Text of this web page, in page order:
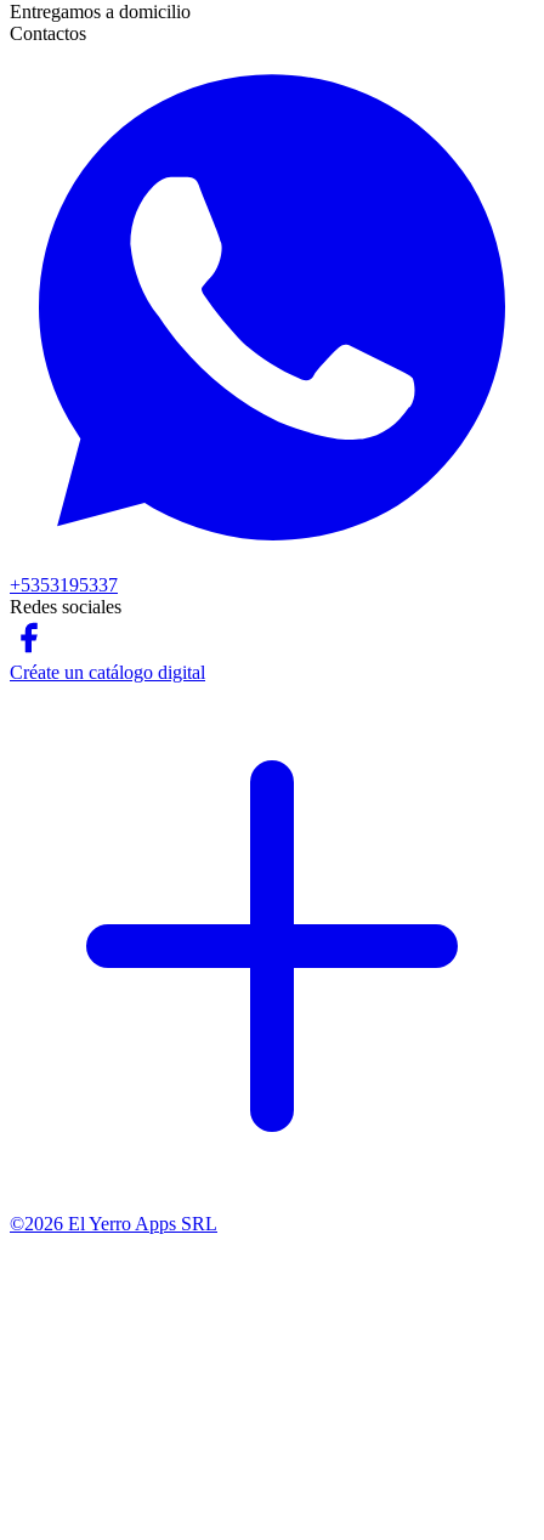
Entregamos a domicilio
Contactos
+5353195337
Redes sociales
Créate un catálogo digital
©2026 El Yerro Apps SRL